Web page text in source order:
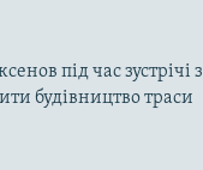
під час зустрічі з
будівництво траси